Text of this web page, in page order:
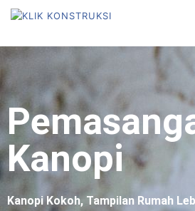
Kanopi
Kanopi Kokoh, Tampilan Rumah